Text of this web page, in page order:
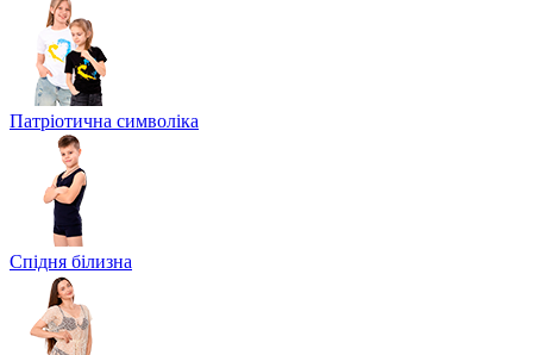
Патріотична символіка
Спідня білизна